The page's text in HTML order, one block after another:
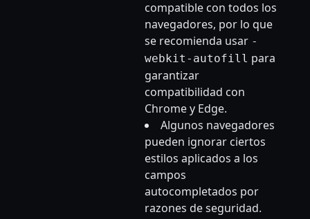
compatible con todos los
navegadores, por lo que
se recomienda usar -
webkit-autofill para
garantizar
compatibilidad con
Chrome y Edge.
Algunos navegadores
pueden ignorar ciertos
estilos aplicados a los
campos
autocompletados por
razones de seguridad.